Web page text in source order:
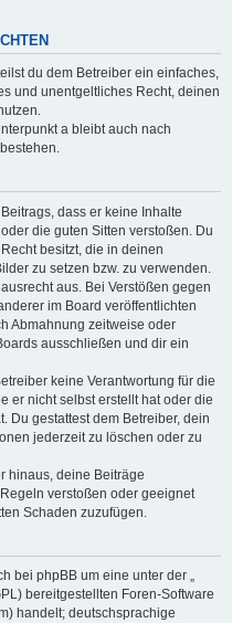
du dem Betreiber ein einfaches,
und unentgeltliches Recht, deinen
a bleibt auch nach
dass er keine Inhalte
die guten Sitten verstoßen. Du
besitzt, die in deinen
zu setzen bzw. zu verwenden.
aus. Bei Verstößen gegen
im Board veröffentlichten
Abmahnung zeitweise oder
ausschließen und dir ein
keine Verantwortung für die
er nicht selbst erstellt hat oder die
Du gestattest dem Betreiber, dein
jederzeit zu löschen oder zu
hinaus, deine Beiträge
verstoßen oder geeignet
Schaden zuzufügen.
bei phpBB um eine unter der „
bereitgestellten Foren-Software
handelt; deutschsprachige